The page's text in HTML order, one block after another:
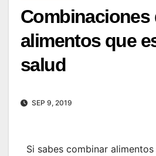
Combinaciones
alimentos que
salud
SEP 9, 2019
Si sabes combinar